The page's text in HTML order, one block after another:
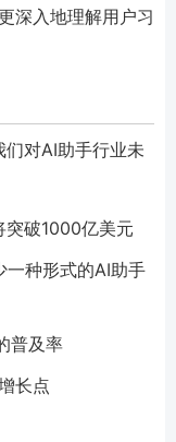
深入地理解用户习
对AI助手行业未
破1000亿美元
种形式的AI助手
普及率
长点